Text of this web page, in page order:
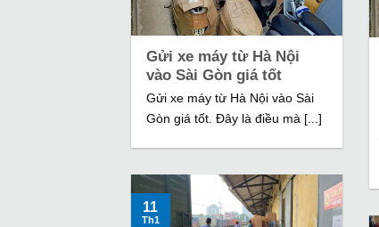
Gửi xe máy từ Hà Nội
vào Sài Gòn giá tốt
Gửi xe máy từ Hà Nội vào Sài
Gòn giá tốt. Đây là điều mà [...]
11
Th1